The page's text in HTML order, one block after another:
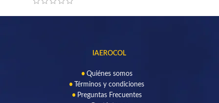
IAEROCOL
Quiénes somos
Términos y condiciones
Preguntas Frecuentes